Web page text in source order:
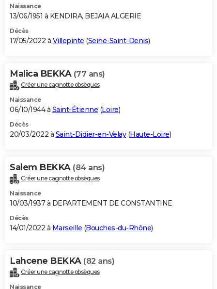
Naissance
13/06/1951 à KENDIRA, BEJAIA ALGERIE
Décès
17/05/2022 à Villepinte (Seine-Saint-Denis)
Malica BEKKA (77 ans)
Créer une cagnotte obsèques
Naissance
06/10/1944 à Saint-Étienne (Loire)
Décès
20/03/2022 à Saint-Didier-en-Velay(Haute-Loire)
Salem BEKKA (84 ans)
Créer une cagnotte obsèques
Naissance
10/03/1937 à DEPARTEMENT DE CONSTANTINE
Décès
14/01/2022 à Marseille (Bouches-du-Rhône)
Lahcene BEKKA (82 ans)
Créer une cagnotte obsèques
Naissance